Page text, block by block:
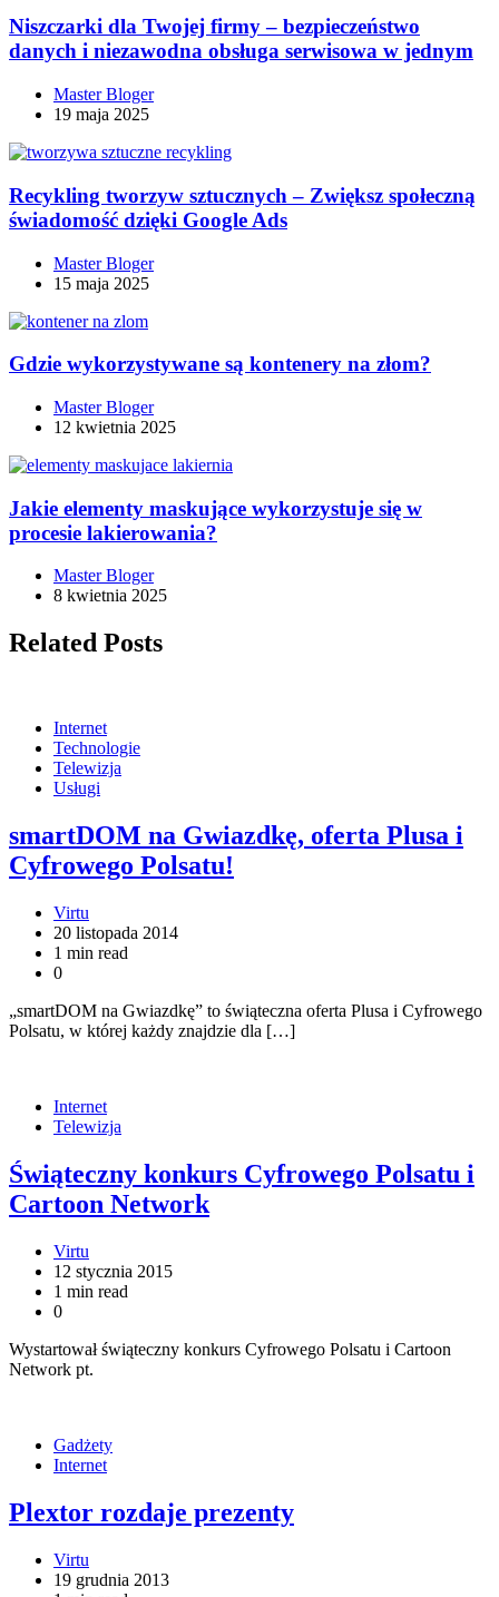
Niszczarki dla Twojej firmy – bezpieczeństwo
danych i niezawodna obsługa serwisowa w jednym
Master Bloger
19 maja 2025
Recykling tworzyw sztucznych – Zwiększ społeczną
świadomość dzięki Google Ads
Master Bloger
15 maja 2025
Gdzie wykorzystywane są kontenery na złom?
Master Bloger
12 kwietnia 2025
Jakie elementy maskujące wykorzystuje się w
procesie lakierowania?
Master Bloger
8 kwietnia 2025
Related Posts
Internet
Technologie
Telewizja
Usługi
smartDOM na Gwiazdkę, oferta Plusa i
Cyfrowego Polsatu!
Virtu
20 listopada 2014
1 min read
0
„smartDOM na Gwiazdkę” to świąteczna oferta Plusa i Cyfrowego
Polsatu, w której każdy znajdzie dla […]
Internet
Telewizja
Świąteczny konkurs Cyfrowego Polsatu i
Cartoon Network
Virtu
12 stycznia 2015
1 min read
0
Wystartował świąteczny konkurs Cyfrowego Polsatu i Cartoon
Network pt.
Gadżety
Internet
Plextor rozdaje prezenty
Virtu
19 grudnia 2013